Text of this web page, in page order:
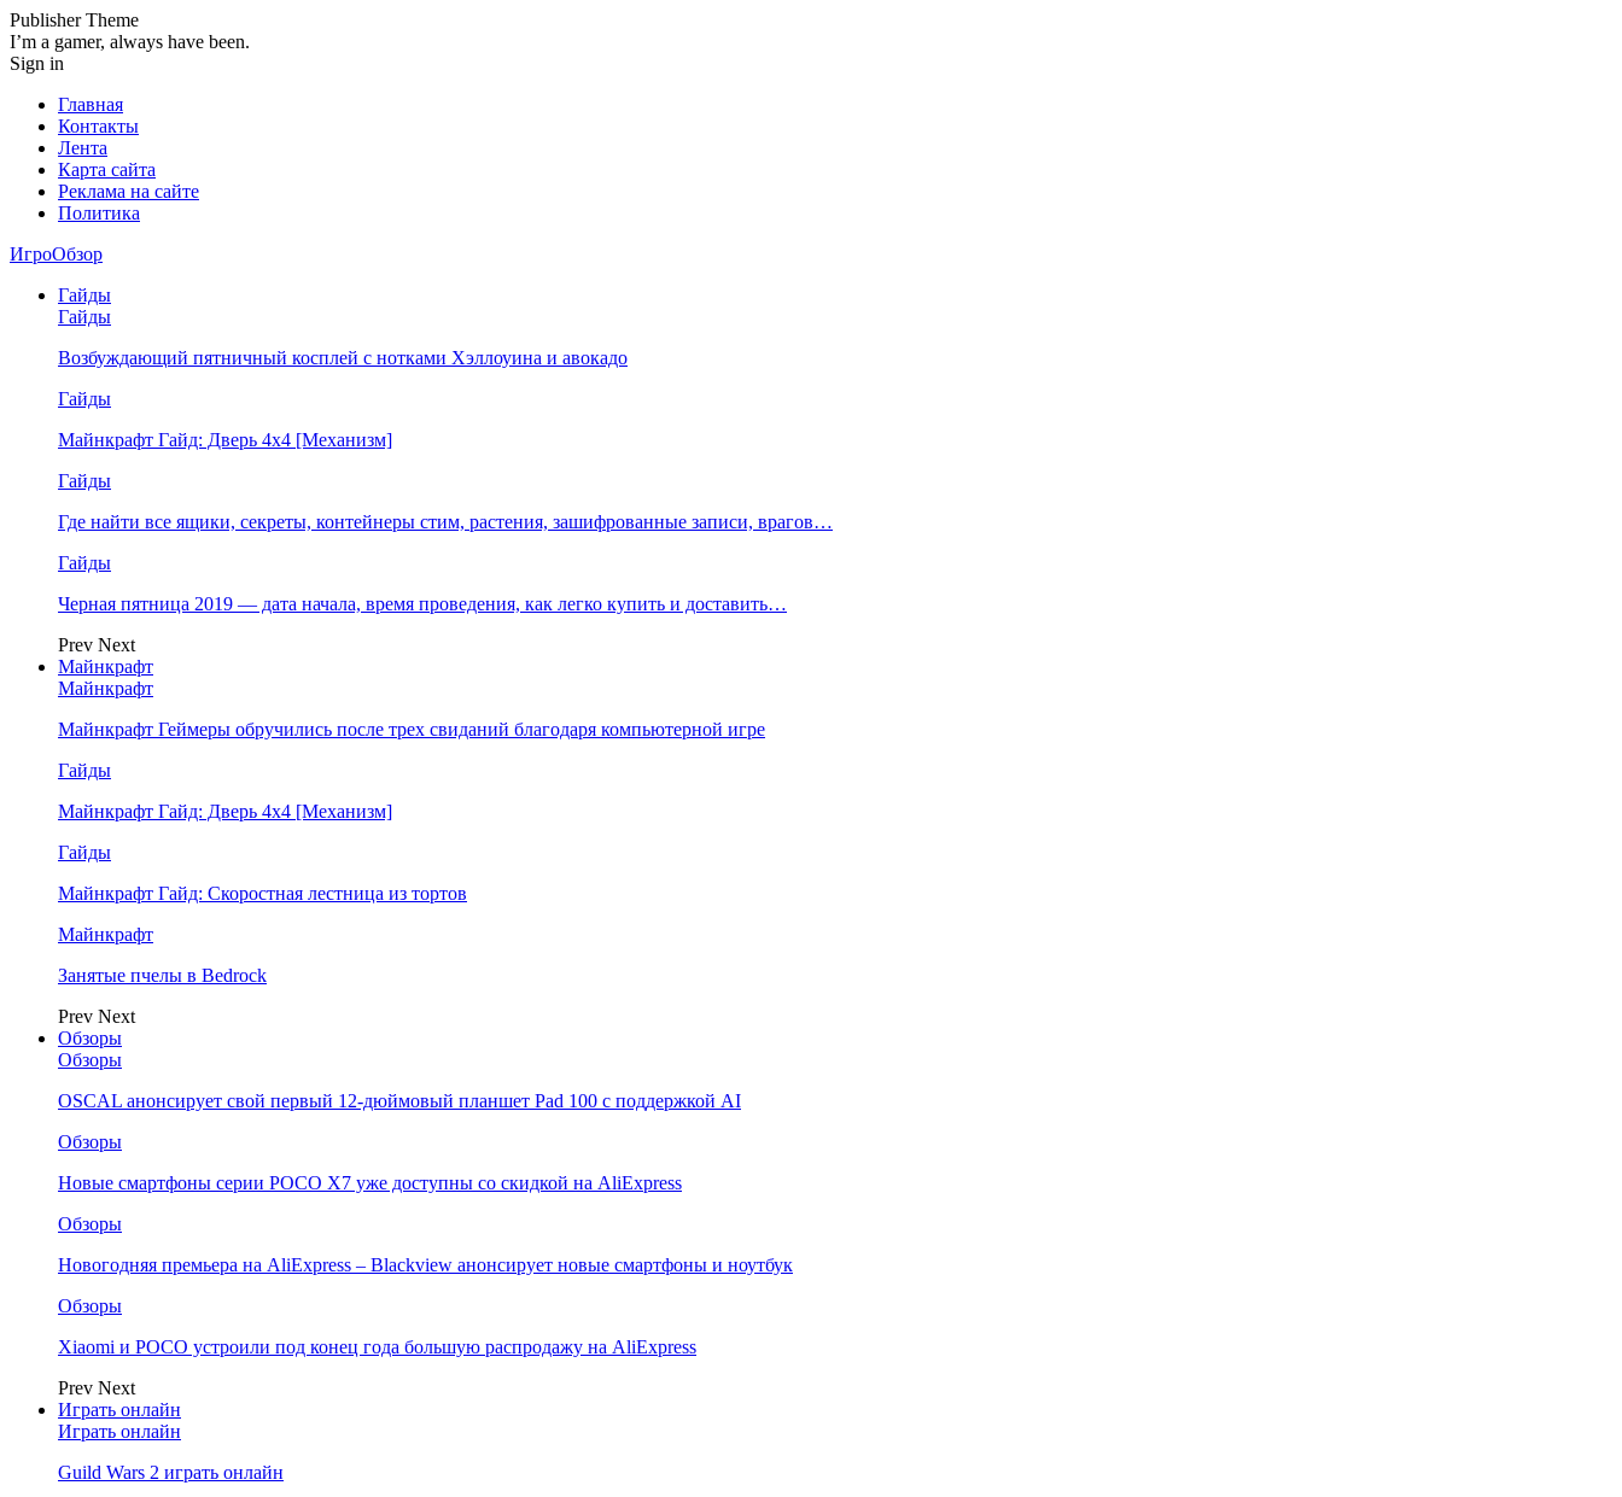
Publisher Theme
I’m a gamer, always have been.
Sign in
Главная
Контакты
Лента
Карта сайта
Реклама на сайте
Политика
ИгроОбзор
Гайды
Гайды
Возбуждающий пятничный косплей с нотками Хэллоуина и авокадо
Гайды
Майнкрафт Гайд: Дверь 4х4 [Механизм]
Гайды
Где найти все ящики, секреты, контейнеры стим, растения, зашифрованные записи, врагов…
Гайды
Черная пятница 2019 — дата начала, время проведения, как легко купить и доставить…
Prev Next
Майнкрафт
Майнкрафт
Майнкрафт Геймеры обручились после трех свиданий благодаря компьютерной игре
Гайды
Майнкрафт Гайд: Дверь 4х4 [Механизм]
Гайды
Майнкрафт Гайд: Скоростная лестница из тортов
Майнкрафт
Занятые пчелы в Bedrock
Prev Next
Обзоры
Обзоры
OSCAL анонсирует свой первый 12-дюймовый планшет Pad 100 с поддержкой AI
Обзоры
Новые смартфоны серии POCO X7 уже доступны со скидкой на AliExpress
Обзоры
Новогодняя премьера на AliExpress – Blackview анонсирует новые смартфоны и ноутбук
Обзоры
Xiaomi и POCO устроили под конец года большую распродажу на AliExpress
Prev Next
Играть онлайн
Играть онлайн
Guild Wars 2 играть онлайн